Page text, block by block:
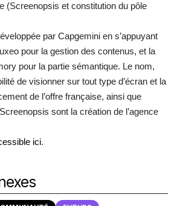
(Screenopsis et constitution du pôle
par Capgemini en s’appuyant
pour la gestion des contenus, et la
pour la partie sémantique. Le nom,
de visionner sur tout type d’écran et la
de l’offre française, ainsi que
sont la création de l’agence
ici.